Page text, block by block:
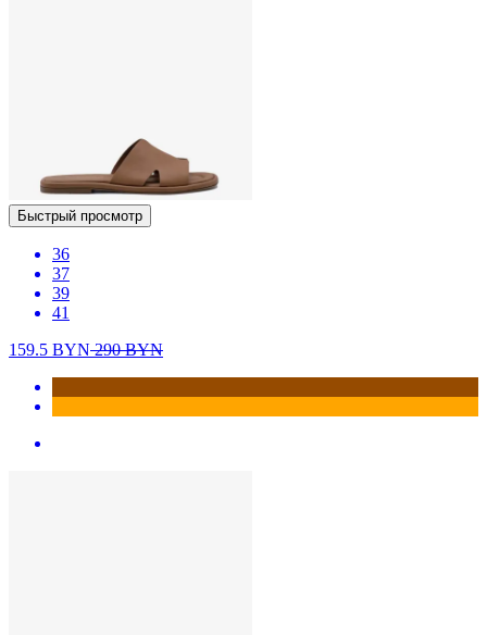
Быстрый просмотр
36
37
39
41
159.5 BYN290BYN